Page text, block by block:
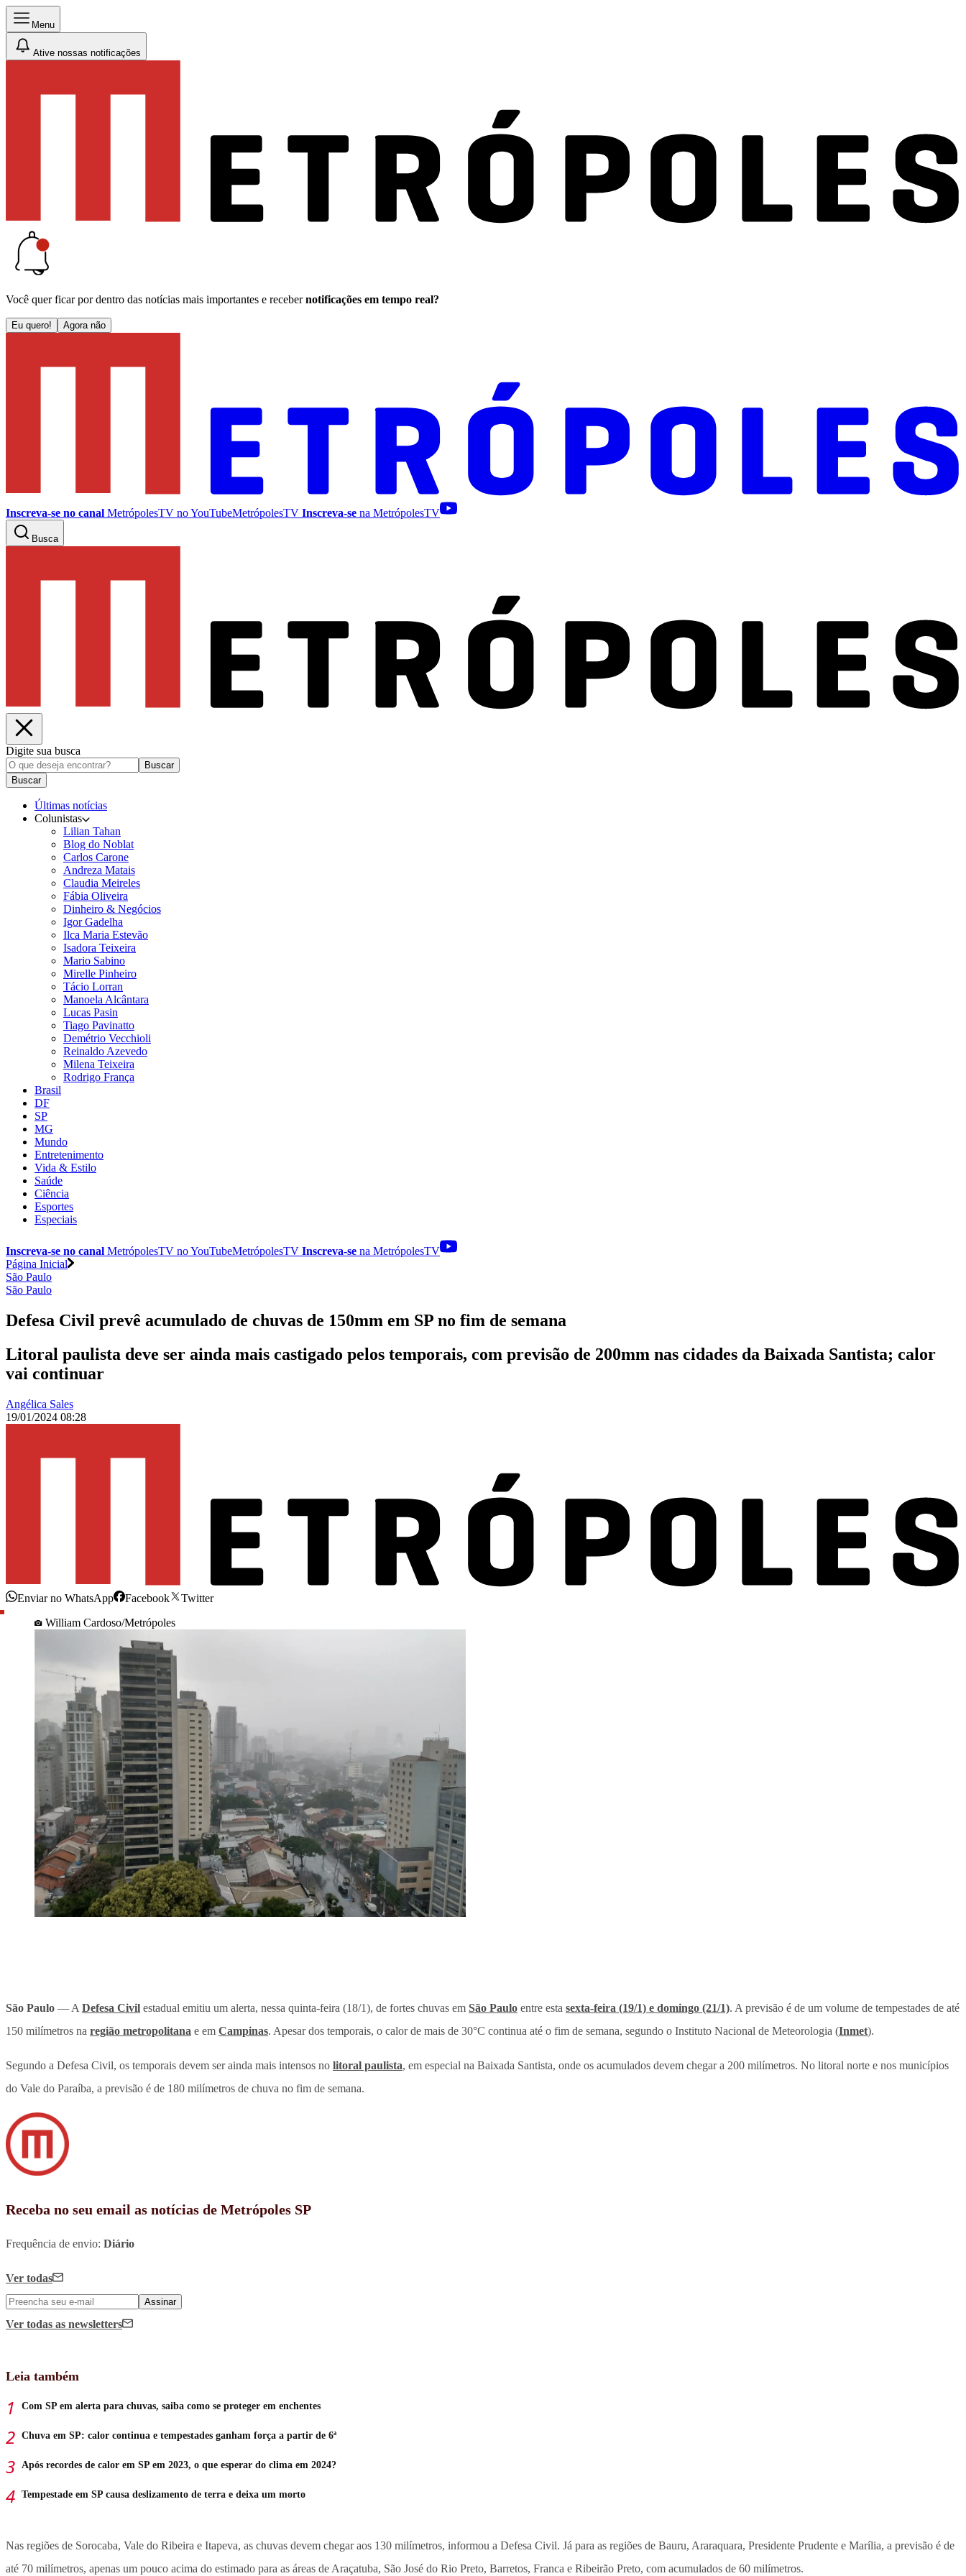
Menu
Ative nossas notificações
Você quer ficar por dentro das notícias mais importantes e receber notificações em tempo real?
Eu quero! Agora não
Inscreva-se no canal MetrópolesTV noYouTubeMetrópolesTV Inscreva-se na MetrópolesTV
Busca
Digite sua busca
Buscar
Buscar
Últimas notícias
Colunistas
Lilian Tahan
Blog do Noblat
Carlos Carone
Andreza Matais
Claudia Meireles
Fábia Oliveira
Dinheiro & Negócios
Igor Gadelha
Ilca Maria Estevão
Isadora Teixeira
Mario Sabino
Mirelle Pinheiro
Tácio Lorran
Manoela Alcântara
Lucas Pasin
Tiago Pavinatto
Demétrio Vecchioli
Reinaldo Azevedo
Milena Teixeira
Rodrigo França
Brasil
DF
SP
MG
Mundo
Entretenimento
Vida & Estilo
Saúde
Ciência
Esportes
Especiais
Inscreva-se no canal MetrópolesTV noYouTubeMetrópolesTV Inscreva-se na MetrópolesTV
Página Inicial
São Paulo
São Paulo
Defesa Civil prevê acumulado de chuvas de 150mm em SP no fim de semana
Litoral paulista deve ser ainda mais castigado pelos temporais, com previsão de 200mm nas cidades da Baixada Santista; calor
vai continuar
Angélica Sales
19/01/2024 08:28
Enviar no WhatsApp Facebook
Twitter
William Cardoso/Metrópoles
São Paulo — A Defesa Civil estadual emitiu um alerta, nessa quinta-feira (18/1), de fortes chuvas em São Paulo entre esta sexta-feira (19/1) e domingo (21/1). A previsão é de um volume de tempestades de até
150 milímetros na região metropolitana e em Campinas. Apesar dos temporais, o calor de mais de 30°C continua até o fim de semana, segundo o Instituto Nacional de Meteorologia (Inmet).
Segundo a Defesa Civil, os temporais devem ser ainda mais intensos no litoral paulista, em especial na Baixada Santista, onde os acumulados devem chegar a 200 milímetros. No litoral norte e nos municípios
do Vale do Paraíba, a previsão é de 180 milímetros de chuva no fim de semana.
Receba no seu email as notícias de Metrópoles SP
Frequência de envio: Diário
Ver todas
Assinar
Ver todas as newsletters
Leia também
Com SP em alerta para chuvas, saiba como se proteger em enchentes
Chuva em SP: calor continua e tempestades ganham força a partir de 6ª
Após recordes de calor em SP em 2023, o que esperar do clima em 2024?
Tempestade em SP causa deslizamento de terra e deixa um morto
Nas regiões de Sorocaba, Vale do Ribeira e Itapeva, as chuvas devem chegar aos 130 milímetros, informou a Defesa Civil. Já para as regiões de Bauru, Araraquara, Presidente Prudente e Marília, a previsão é de
até 70 milímetros, apenas um pouco acima do estimado para as áreas de Araçatuba, São José do Rio Preto, Barretos, Franca e Ribeirão Preto, com acumulados de 60 milímetros.